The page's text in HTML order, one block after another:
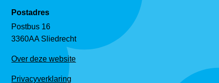
Postadres
Postbus 16
3360AA Sliedrecht
Over deze website
Privacyverklaring